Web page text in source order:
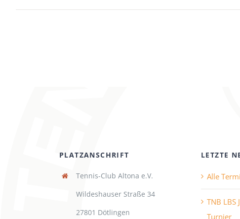
PLATZANSCHRIFT
Tennis-Club Altona e.V.
Wildeshauser Straße 34
27801 Dötlingen
LETZTE
Alle
TNB LBS
Turnier